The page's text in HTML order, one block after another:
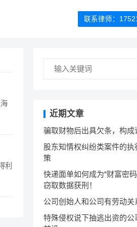
联系律师：
利
近期文章
骗取财物后出具欠条，构成
股东知情权纠纷类案件的执
策
快递面单如何成为“财富密
窃取数据获刑！
公司创始人和公司有劳动关
特殊侵权说下抽逃出资的公